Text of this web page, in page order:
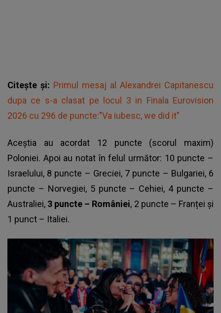
Citește și: Primul mesaj al Alexandrei Capitanescu
dupa ce s-a clasat pe locul 3 in Finala Eurovision
2026 cu 296 de puncte:"Va iubesc, we did it"
Aceștia au acordat 12 puncte (scorul maxim)
Poloniei. Apoi au notat în felul următor: 10 puncte –
Israelului, 8 puncte – Greciei, 7 puncte – Bulgariei, 6
puncte – Norvegiei, 5 puncte – Cehiei, 4 puncte –
Australiei, 3 puncte – României, 2 puncte – Franței și
1 punct – Italiei.